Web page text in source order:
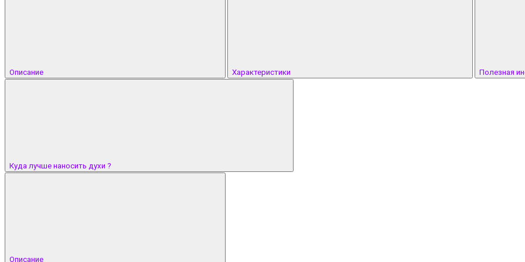
Описание Характеристики Полезная
Куда лучше наносить духи ?
Описание